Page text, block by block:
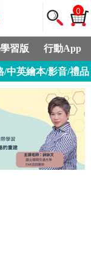
0
習版 行動App
/中英繪本/影音/禮品